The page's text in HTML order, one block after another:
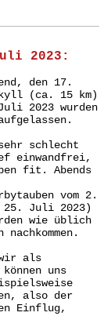
2023:
den 17.
(ca. 15 km)
2023 wurden
schlecht
einwandfrei,
fit.
Abends
vom 2.
25. Juli 2023)
wie üblich
wir als
uns
also der
Einflug,